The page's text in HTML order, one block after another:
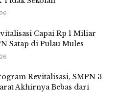
Capai Rp 1 Miliar
Satap di Pulau Mules
Revitalisasi, SMPN 3
Akhirnya Bebas dari